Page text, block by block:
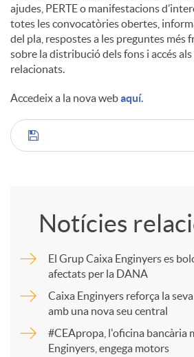
ajudes, PERTE o manifestacions
totes les convocatòries obertes,
del pla, respostes a les preguntes més
sobre la distribució dels fons i accés
relacionats.
Accedeix a la nova webaquí.
C
p
a
Notícies
El Grup Caixa Enginyers es
afectats per la DANA
Caixa Enginyers reforça la
amb una nova seu central
#CEApropa, l'oficina bancària
Enginyers, engega motors